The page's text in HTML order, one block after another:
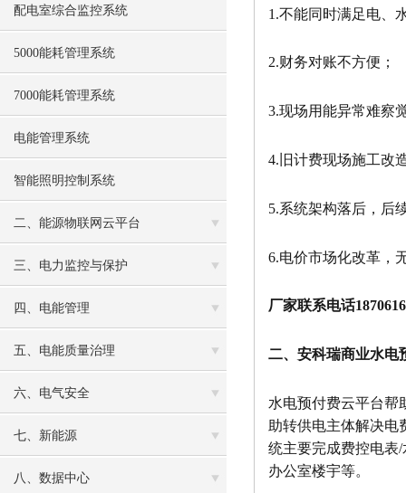
配电室综合监控系统
5000能耗管理系统
7000能耗管理系统
电能管理系统
智能照明控制系统
二、能源物联网云平台
三、电力监控与保护
四、电能管理
五、电能质量治理
六、电气安全
七、新能源
八、数据中心
1.不能同时满足电、
2.财务对账不方便；
3.现场用能异常难察
4.旧计费现场施工改
5.系统架构落后，后
6.电价市场化改革，
厂家联系电话
二、安科瑞商业水电
水电预付费云平台帮
助转供电主体解决电
统主要完成费控电表
办公室楼宇等。